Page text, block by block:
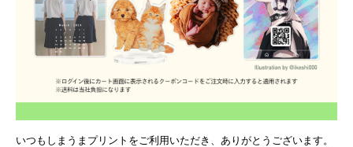
いつもしまうまプリントをご利用いただき、ありがとうございます。